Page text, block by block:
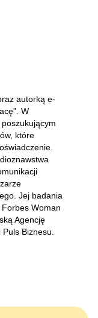
autorką e-
W
które
Jej badania
Woman
Agencję
Biznesu.